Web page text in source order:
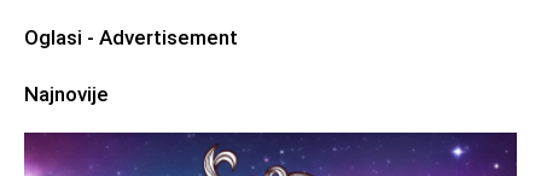
Oglasi - Advertisement
Najnovije